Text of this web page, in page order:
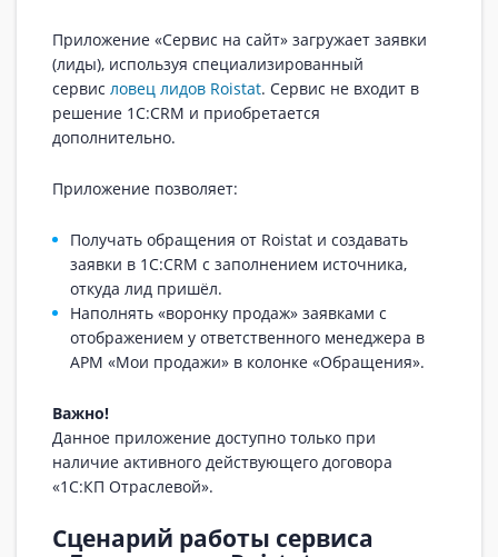
Приложение «Сервис на сайт» загружает заявки
(лиды), используя специализированный
сервис ловец лидов Roistat. Сервис не входит в
решение 1С:CRM и приобретается
дополнительно.
Приложение позволяет:
Получать обращения от Roistat и создавать
заявки в 1С:CRM с заполнением источника,
откуда лид пришёл.
Наполнять «воронку продаж» заявками с
отображением у ответственного менеджера в
АРМ «Мои продажи» в колонке «Обращения».
Важно!
Данное приложение доступно только при
наличие активного действующего договора
«1С:КП Отраслевой».
Сценарий работы сервиса